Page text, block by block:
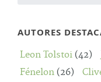
AUTORES
Leon Tolstoi (42)
Fénelon (26)